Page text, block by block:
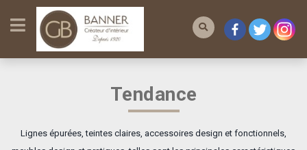
content
Tendance
Lignes épurées, teintes claires, accessoires design et fonctionnels,